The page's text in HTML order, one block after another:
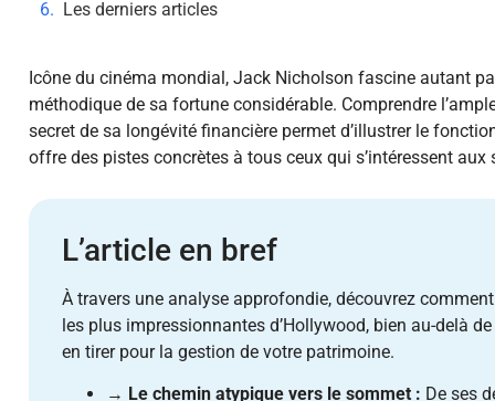
Les derniers articles
Icône du cinéma mondial, Jack Nicholson fascine autant
méthodique de sa fortune considérable. Comprendre
secret de sa longévité financière permet d’illustrer le
offre des pistes concrètes à tous ceux qui s’intéressent
L’article en bref
À travers une analyse approfondie, découvrez
les plus impressionnantes d’Hollywood, bien au-delà
en tirer pour la gestion de votre patrimoine.
→ Le chemin atypique vers le sommet : De ses